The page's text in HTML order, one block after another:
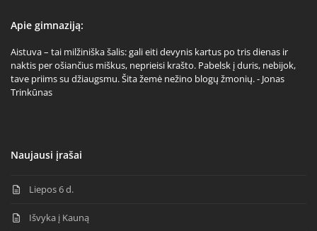
Apie gimnaziją:
Aistuva – tai milžiniška šalis: gali eiti devynis kartus po tris dienas ir
naktis per ošiančius miškus, neprieisi krašto. Pabelsk į duris, nebijok,
tave priims su džiaugsmu. Šita žemė nežino blogų žmonių. - Jonas
Trinkūnas
Naujausi įrašai
Liepos 6 d.
Išvyka į Kauną